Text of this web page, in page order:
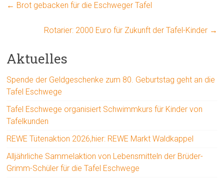
← Brot gebacken für die Eschweger Tafel
Rotarier: 2000 Euro für Zukunft der Tafel-Kinder →
Aktuelles
Spende der Geldgeschenke zum 80. Geburtstag geht an die
Tafel Eschwege
Tafel Eschwege organisiert Schwimmkurs für Kinder von
Tafelkunden
REWE Tütenaktion 2026,hier: REWE Markt Waldkappel
Alljährliche Sammelaktion von Lebensmitteln der Brüder-
Grimm-Schüler für die Tafel Eschwege